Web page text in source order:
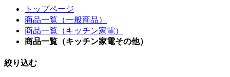
トップページ
商品一覧（一般商品）
商品一覧（キッチン家電）
商品一覧（キッチン家電その他）
絞り込む